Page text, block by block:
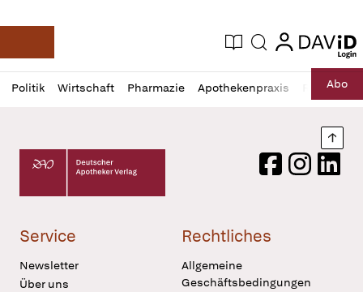
Deutsche Apotheker Zeitung
Aktuelle Ausgabe
Suche login
login
Politik Wirtschaft Pharmazie Apothekenpraxis RechtAbo
Profil
öffnen
Daz
Pur
Deutscher Apotheker Verlag Logo
FacebookInstagram
Service
Newsletter
Über uns
Rechtliches
Allgemeine
Geschäftsbedingungen